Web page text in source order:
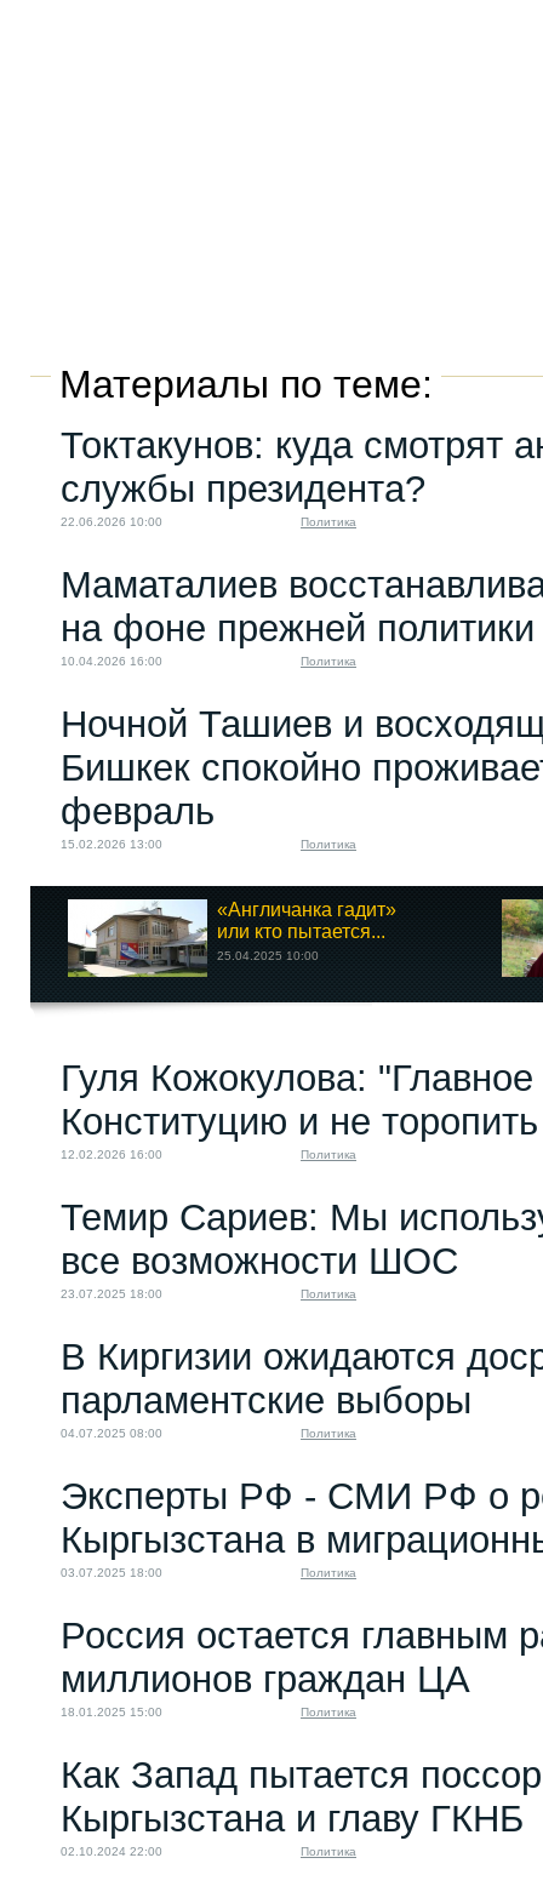
Материалы по теме:
Токтакунов: куда смотрят
службы президента?
22.06.2026 10:00 Политика
Маматалиев
на фоне прежней
10.04.2026 16:00 Политика
Ночной Ташиев и
Бишкек спокойно
февраль
15.02.2026 13:00 Политика
«Англичанка гадит»
или кто пытается...
25.04.2025 10:00
Гуля Кожокулова:
Конституцию и не
12.02.2026 16:00 Политика
Темир Сариев: Мы
все возможности ШОС
23.07.2025 18:00 Политика
В Киргизии ожидаются
парламентские выборы
04.07.2025 08:00 Политика
Эксперты РФ - СМИ РФ о
Кыргызстана в
03.07.2025 18:00 Политика
Россия остается главным
миллионов граждан ЦА
18.01.2025 15:00 Политика
Как Запад пытается
Кыргызстана и главу ГКНБ
02.10.2024 22:00 Политика